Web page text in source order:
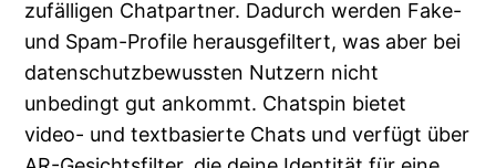
zufälligen Chatpartner. Dadurch werden Fake-
und Spam-Profile herausgefiltert, was aber bei
datenschutzbewussten Nutzern nicht
unbedingt gut ankommt. Chatspin bietet
video- und textbasierte Chats und verfügt über